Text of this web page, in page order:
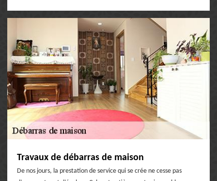
Travaux de débarras de maison
De nos jours, la prestation de service qui se crée ne cesse pas